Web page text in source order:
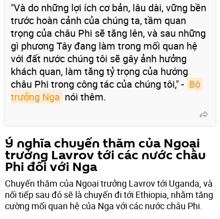
"Và do những lợi ích cơ bản, lâu dài, vững bền
trước hoàn cảnh của chúng ta, tầm quan
trọng của châu Phi sẽ tăng lên, và sau những
gì phương Tây đang làm trong mối quan hệ
với đất nước chúng tôi sẽ gây ảnh hưởng
khách quan, làm tăng tỷ trọng của hướng
châu Phi trong công tác của chúng tôi," - Bộ
trưởng Nga nói thêm.
Ý nghĩa chuyến thăm của Ngoại
trưởng Lavrov tới các nước châu
Phi đối với Nga
Chuyến thăm của Ngoại trưởng Lavrov tới Uganda, và
nối tiếp sau đó sẽ là chuyến đi tới Ethiopia, nhằm tăng
cường mối quan hệ của Nga với các nước châu Phi.